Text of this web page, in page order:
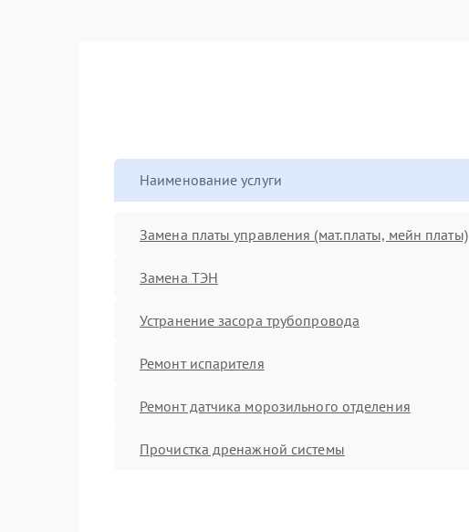
Наименование услуги
Замена платы управления (мат.платы, мейн платы)
Замена ТЭН
Устранение засора трубопровода
Ремонт испарителя
Ремонт датчика морозильного отделения
Прочистка дренажной системы